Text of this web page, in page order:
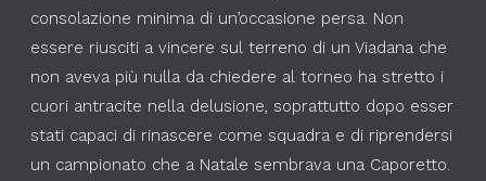
consolazione minima di un’occasione persa. Non
essere riusciti a vincere sul terreno di un Viadana che
non aveva più nulla da chiedere al torneo ha stretto i
cuori antracite nella delusione, soprattutto dopo esser
stati capaci di rinascere come squadra e di riprendersi
un campionato che a Natale sembrava una Caporetto.